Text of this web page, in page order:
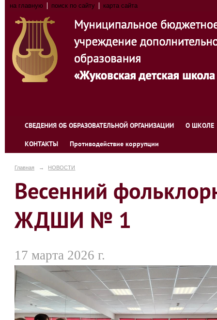
на главную поиск по сайту карта сайта
СВЕДЕНИЯ ОБ ОБРАЗОВАТЕЛЬНОЙ ОРГАНИЗАЦИИ О ШКОЛЕ
КОНТАКТЫ Противодействие коррупции
Главная → НОВОСТИ
Весенний
ЖДШИ № 1
17 марта 2026 г.